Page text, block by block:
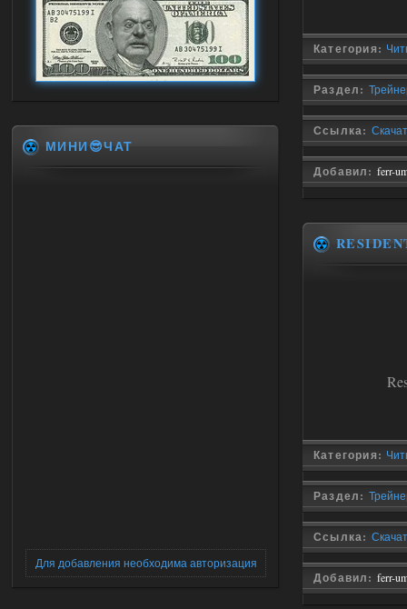
Категория:
Раздел:
Ссылка:
Добавил: ferr-
Категория:
Раздел:
Ссылка:
Добавил: ferr-
МИНИ😎ЧАТ
Для добавления необходима авторизация